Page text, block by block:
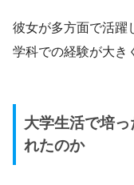
彼女が多方面で活躍
学科での経験が大き
大学生活で培
れたのか